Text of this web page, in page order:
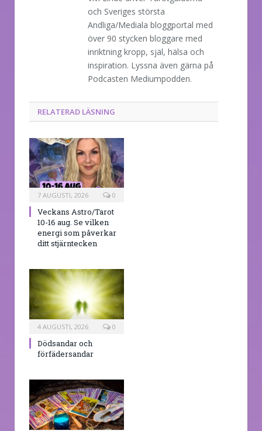
och Sveriges största
Andliga/Mediala bloggportal med
över 90 stycken bloggare med
inriktning kropp, själ, hälsa och
inspiration. Lyssna även gärna på
Podcasten Mediumpodden.
RELATERAD LÄSNING
7 AUGUSTI, 2026 0
Veckans Astro/Tarot
10-16 aug. Se vilken
energi som påverkar
ditt stjärntecken
4 AUGUSTI, 2026 0
Dödsandar och
förfädersandar